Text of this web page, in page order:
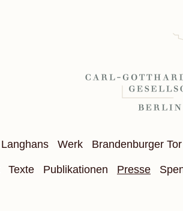
Langhans Werk Brandenburger Tor
Texte Publikationen Presse